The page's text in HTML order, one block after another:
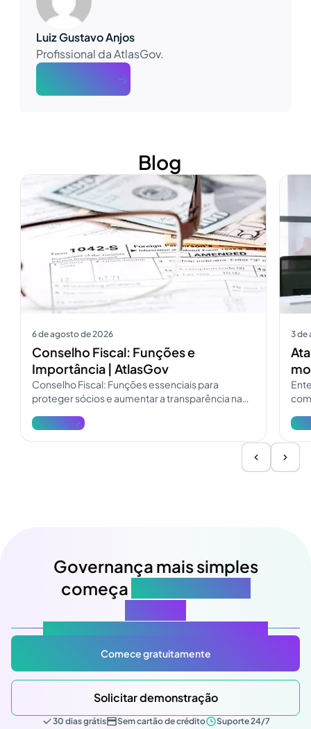
Luiz Gustavo Anjos
Profissional da AtlasGov.
Blog
6 de agosto de 2026
Conselho Fiscal: Funções e
Importância | AtlasGov
Conselho Fiscal: Funções essenciais para
proteger sócios e aumentar a transparência na
e atualize a fiscalização.
Ver mais
3 de
Ver
Governança mais simples
começa
Comece gratuitamente
Solicitar demonstração
30 dias grátis Sem cartão de crédito Suporte 24/7